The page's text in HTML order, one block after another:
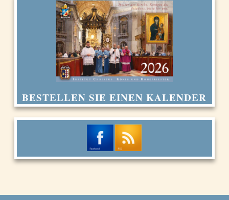
BESTELLEN SIE EINEN KALENDER